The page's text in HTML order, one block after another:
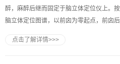
醉，麻醉后继而固定于脑立体定位仪上。
脑立体定位图谱，以前囟为零起点，前囟后
点击了解详情>>>